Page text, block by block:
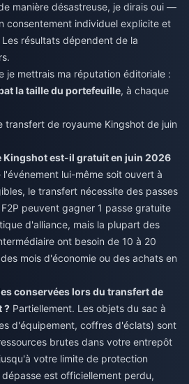
manière désastreuse, je dirais oui —
consentement individuel explicite et
résultats dépendent de la
je mettrais ma réputation éditoriale :
la taille du portefeuille, à chaque
transfert de royaume Kingshot de juin
Kingshot est-il gratuit en juin 2026
l'événement lui-même soit ouvert à
le transfert nécessite des passes
peuvent gagner 1 passe gratuite
d'alliance, mais la plupart des
ont besoin de 10 à 20
mois d'économie ou des achats en
conservées lors du transfert de
? Partiellement. Les objets du sac à
d'équipement, coffres d'éclats) sont
brutes dans votre entrepôt
votre limite de protection
est officiellement perdu,